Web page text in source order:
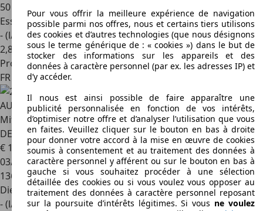
50 km
Essence
- (l/100 km)
2,8
Professionnel
FR 76150Saint-jean-du-cardonnay
Mitsubishi Outlander 2.2 DI-D 150 4WD 7 PLACES-CAMÉRA
DE RECUL-CLIM AUTO-ACC-SIÉGES CHAUFFANTS
€ 15 990
03/2017
136 000 km
Diesel
- (l/100 km)
Pour vous offrir la meilleure expérience de navigation
possible parmi nos offres, nous et certains tiers utilisons
des cookies et d’autres technologies (que nous désignons
sous le terme générique de : « cookies ») dans le but de
stocker des informations sur les appareils et des
données à caractère personnel (par ex. les adresses IP) et
d’y accéder.
Il nous est ainsi possible de faire apparaître une
publicité personnalisée en fonction de vos intérêts,
d’optimiser notre offre et d’analyser l’utilisation que vous
en faites. Veuillez cliquer sur le bouton en bas à droite
pour donner votre accord à la mise en œuvre de cookies
soumis à consentement et au traitement des données à
caractère personnel y afférent ou sur le bouton en bas à
gauche si vous souhaitez procéder à une sélection
détaillée des cookies ou si vous voulez vous opposer au
traitement des données à caractère personnel reposant
sur la poursuite d’intérêts légitimes. Si vous ne voulez